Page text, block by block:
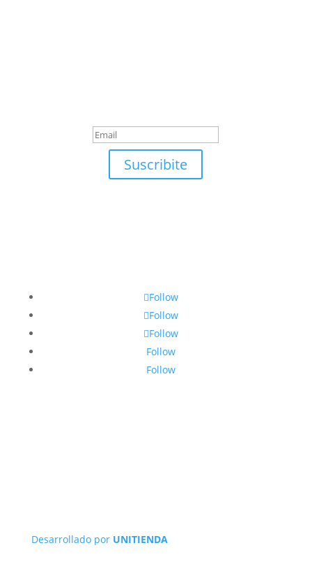
Suscribite
Follow
Follow
Follow
Follow
Follow
Desarrollado por UNITIENDA